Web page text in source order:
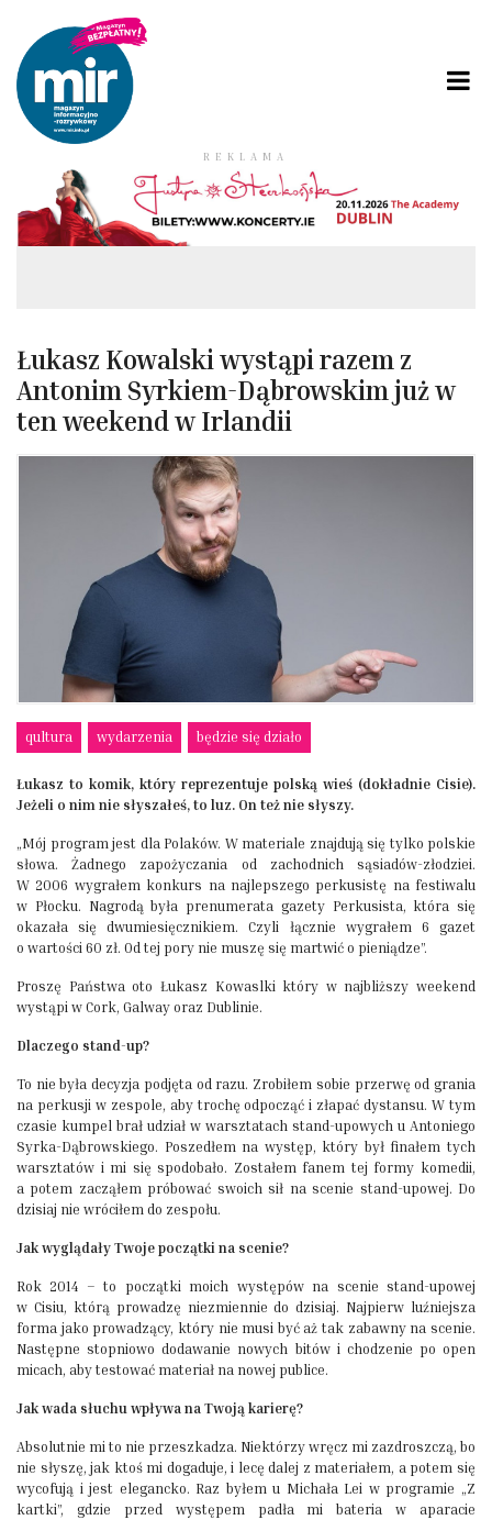
REKLAMA
Łukasz Kowalski wystąpi razem z
Antonim Syrkiem-Dąbrowskim już w
ten weekend w Irlandii
qultura wydarzenia będzie się działo
Łukasz to komik, który reprezentuje polską wieś (dokładnie Cisie).
Jeżeli o nim nie słyszałeś, to luz. On też nie słyszy.
„Mój program jest dla Polaków. W materiale znajdują się tylko polskie
słowa. Żadnego zapożyczania od zachodnich sąsiadów-złodziei.
W 2006 wygrałem konkurs na najlepszego perkusistę na festiwalu
w Płocku. Nagrodą była prenumerata gazety Perkusista, która się
okazała się dwumiesięcznikiem. Czyli łącznie wygrałem 6 gazet
o wartości 60 zł. Od tej pory nie muszę się martwić o pieniądze”.
Proszę Państwa oto Łukasz Kowaslki który w najbliższy weekend
wystąpi w Cork, Galway oraz Dublinie.
Dlaczego stand-up?
To nie była decyzja podjęta od razu. Zrobiłem sobie przerwę od grania
na perkusji w zespole, aby trochę odpocząć i złapać dystansu. W tym
czasie kumpel brał udział w warsztatach stand-upowych u Antoniego
Syrka-Dąbrowskiego. Poszedłem na występ, który był finałem tych
warsztatów i mi się spodobało. Zostałem fanem tej formy komedii,
a potem zacząłem próbować swoich sił na scenie stand-upowej. Do
dzisiaj nie wróciłem do zespołu.
Jak wyglądały Twoje początki na scenie?
Rok 2014 – to początki moich występów na scenie stand-upowej
w Cisiu, którą prowadzę niezmiennie do dzisiaj. Najpierw luźniejsza
forma jako prowadzący, który nie musi być aż tak zabawny na scenie.
Następne stopniowo dodawanie nowych bitów i chodzenie po open
micach, aby testować materiał na nowej publice.
Jak wada słuchu wpływa na Twoją karierę?
Absolutnie mi to nie przeszkadza. Niektórzy wręcz mi zazdroszczą, bo
nie słyszę, jak ktoś mi dogaduje, i lecę dalej z materiałem, a potem się
wycofują i jest elegancko. Raz byłem u Michała Lei w programie „Z
kartki”, gdzie przed występem padła mi bateria w aparacie